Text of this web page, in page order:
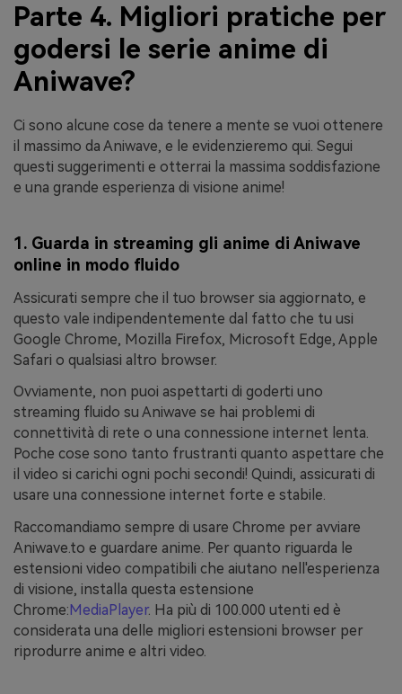
Parte 4. Migliori pratiche per
godersi le serie anime di
Aniwave?
Ci sono alcune cose da tenere a mente se vuoi ottenere
il massimo da Aniwave, e le evidenzieremo qui. Segui
questi suggerimenti e otterrai la massima soddisfazione
e una grande esperienza di visione anime!
1. Guarda in streaming gli anime di Aniwave
online in modo fluido
Assicurati sempre che il tuo browser sia aggiornato, e
questo vale indipendentemente dal fatto che tu usi
Google Chrome, Mozilla Firefox, Microsoft Edge, Apple
Safari o qualsiasi altro browser.
Ovviamente, non puoi aspettarti di goderti uno
streaming fluido su Aniwave se hai problemi di
connettività di rete o una connessione internet lenta.
Poche cose sono tanto frustranti quanto aspettare che
il video si carichi ogni pochi secondi! Quindi, assicurati di
usare una connessione internet forte e stabile.
Raccomandiamo sempre di usare Chrome per avviare
Aniwave.to e guardare anime. Per quanto riguarda le
estensioni video compatibili che aiutano nell'esperienza
di visione, installa questa estensione
Chrome: MediaPlayer. Ha più di 100.000 utenti ed è
considerata una delle migliori estensioni browser per
riprodurre anime e altri video.